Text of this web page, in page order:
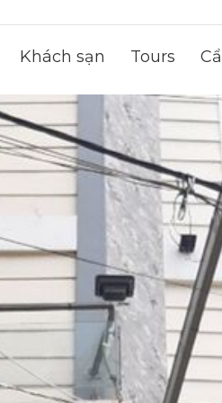
Khách sạn Tours